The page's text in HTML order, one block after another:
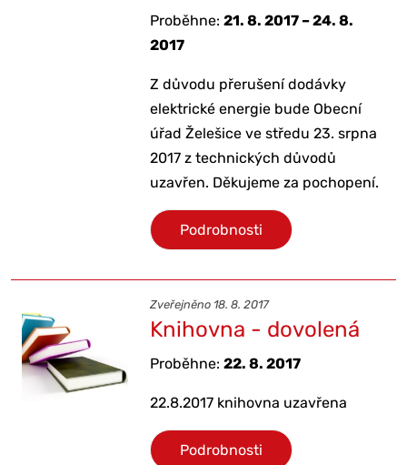
Proběhne:21. 8. 2017 – 24. 8.
2017
Z důvodu přerušení dodávky
elektrické energie bude Obecní
úřad Želešice ve středu 23. srpna
2017 z technických důvodů
uzavřen. Děkujeme za pochopení.
Podrobnosti
Zveřejněno 18. 8. 2017
Knihovna - dovolená
Proběhne:22. 8. 2017
22.8.2017 knihovna uzavřena
Podrobnosti